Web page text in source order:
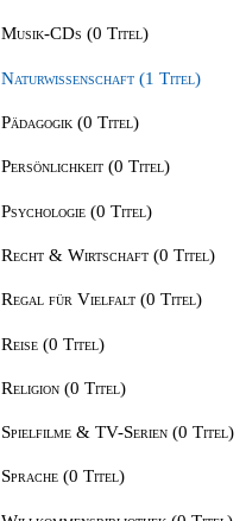
Musik-CDs (0 Titel)
Naturwissenschaft (1 Titel)
Pädagogik (0 Titel)
Persönlichkeit (0 Titel)
Psychologie (0 Titel)
Recht & Wirtschaft (0 Titel)
Regal für Vielfalt (0 Titel)
Reise (0 Titel)
Religion (0 Titel)
Spielfilme & TV-Serien (0 Titel)
Sprache (0 Titel)